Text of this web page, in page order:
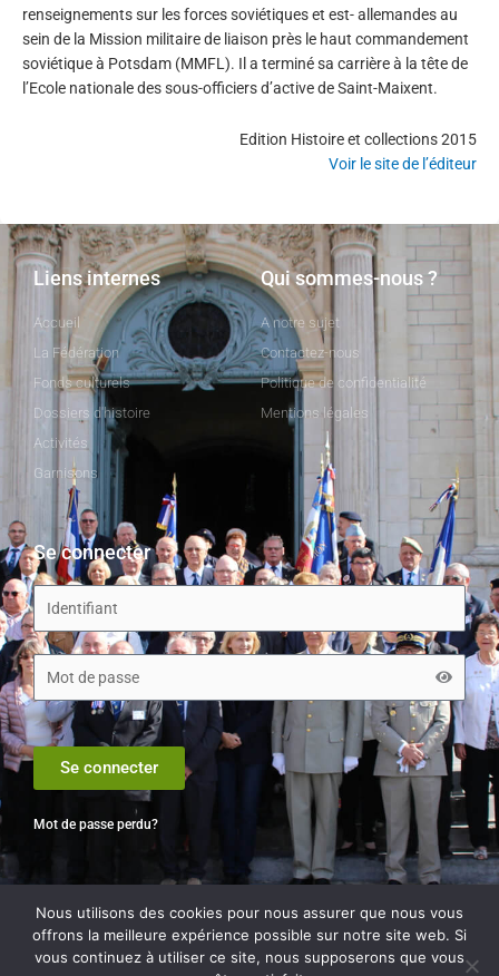
renseignements sur les forces soviétiques et est- allemandes au
sein de la Mission militaire de liaison près le haut commandement
soviétique à Potsdam (MMFL). Il a terminé sa carrière à la tête de
l’Ecole nationale des sous-officiers d’active de Saint-Maixent.
Edition Histoire et collections 2015
Voir le site de l’éditeur
Liens internes
Accueil
La Fédération
Fonds culturels
Dossiers d'histoire
Activités
Garnisons
Qui sommes-nous ?
A notre sujet
Contactez-nous
Politique de confidentialité
Mentions légales
Se connecter
Se connecter
Mot de passe perdu?
© Tous droits réservés.
Nous utilisons des cookies pour nous assurer que nous vous
offrons la meilleure expérience possible sur notre site web. Si
vous continuez à utiliser ce site, nous supposerons que vous